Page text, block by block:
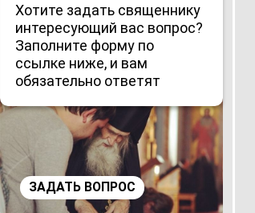
Хотите задать священнику
интересующий вас вопрос?
Заполните форму по
ссылке ниже, и вам
обязательно ответят
ЗАДАТЬ ВОПРОС